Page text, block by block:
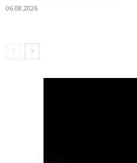
06.08.2026